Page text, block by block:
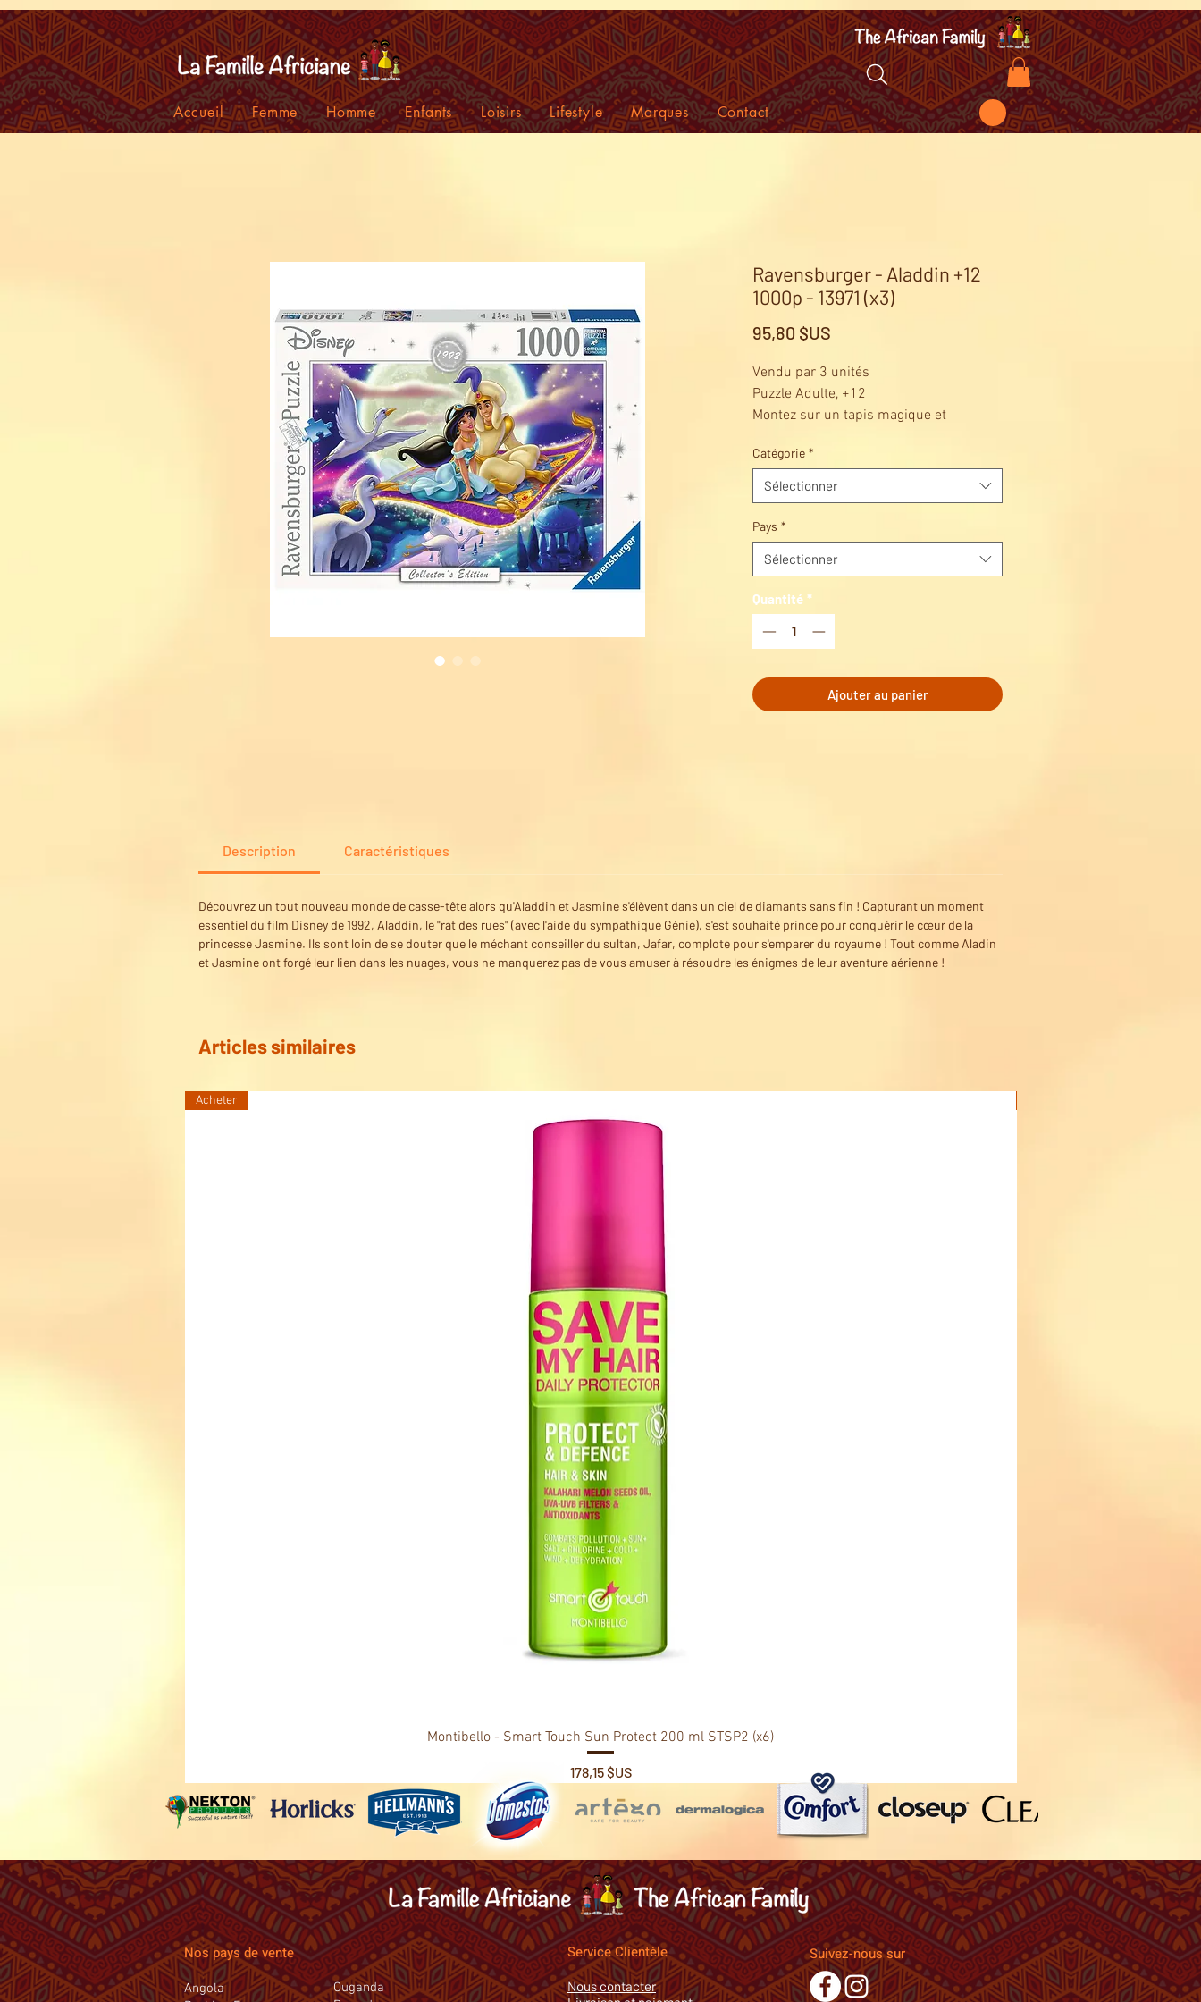
Accueil Femme Homme Enfants Loisirs Lifestyle Marques Contact
Ravensburger - Aladdin +12
1000p - 13971 (x3)
95,80 $US
Vendu par 3 unités
Puzzle Adulte, +12
Montez sur un tapis magique et
notre puzzle Aladdin !
Catégorie *
Sélectionner
Pays *
Sélectionner
Quantité *
Ajouter au panier
Description Caractéristiques
Découvrez un tout nouveau monde de casse-tête alors qu'Aladdin et Jasmine s'élèvent dans un ciel de diamants sans fin ! Capturant un moment
essentiel du film Disney de 1992, Aladdin, le "rat des rues" (avec l'aide du sympathique Génie), s'est souhaité prince pour conquérir le cœur de la
princesse Jasmine. Ils sont loin de se douter que le méchant conseiller du sultan, Jafar, complote pour s'emparer du royaume ! Tout comme Aladin
et Jasmine ont forgé leur lien dans les nuages, vous ne manquerez pas de vous amuser à résoudre les énigmes de leur aventure aérienne !
Articles similaires
Acheter
Montibello - Smart Touch Sun Protect 200 ml STSP2 (x6)
Prix
178,15 $US
Nos pays de vente
Angola
Ouganda
Service Clientèle
Nous contacter
Suivez-nous sur